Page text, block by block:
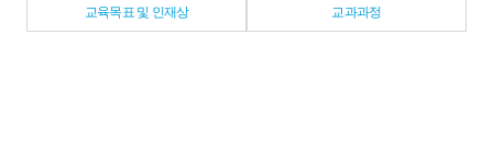
교육목표 및 인재상 교과과정